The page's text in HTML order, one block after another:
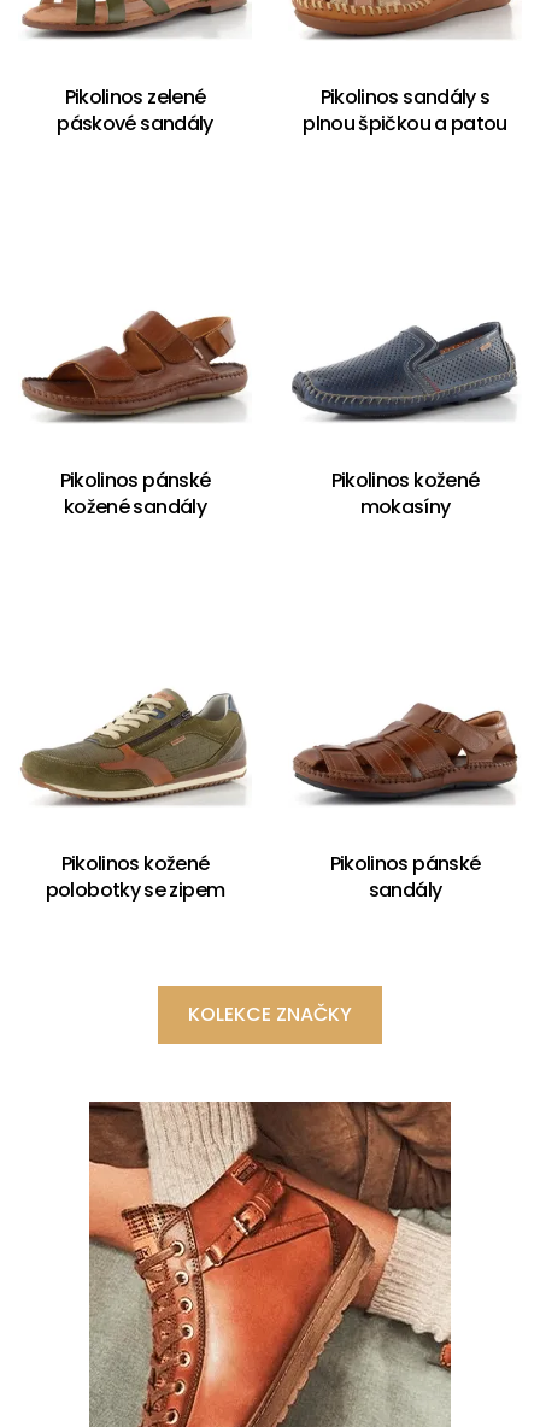
Pikolinos zelené
páskové sandály
Pikolinos sandály s
plnou špičkou a patou
Pikolinos pánské
kožené sandály
Pikolinos kožené
mokasíny
Pikolinos kožené
polobotky se zipem
Pikolinos pánské
sandály
KOLEKCE ZNAČKY